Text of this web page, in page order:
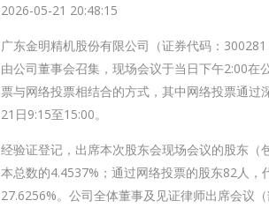
2026-05-21 20:48:15
广东金明精机股份有限公司（证券代码：
由公司董事会召集，现场会议于当日下午2:00
票与网络投票相结合的方式，其中网络投票通
21日9:15至15:00。
经验证登记，出席本次股东会现场会议的股东
本总数的4.4537%；通过网络投票的股东82人
27.6256%。公司全体董事及见证律师出席会议